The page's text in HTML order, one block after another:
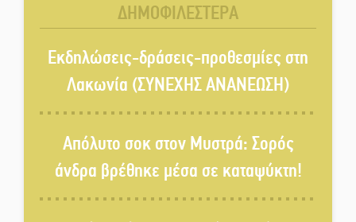
Μπαρόκ μελωδίες κάτω από την
αυγουστιάτικη πανσέληνο της
Μονεμβασιάς
Διακοπή ρεύματος στο Έλος
ΔΗΜΟΦΙΛΕΣΤΕΡΑ
Εκδηλώσεις-δράσεις-προθεσμίες στη
Λακωνία (ΣΥΝΕΧΗΣ ΑΝΑΝΕΩΣΗ)
Απόλυτο σοκ στον Μυστρά: Σορός
άνδρα βρέθηκε μέσα σε καταψύκτη!